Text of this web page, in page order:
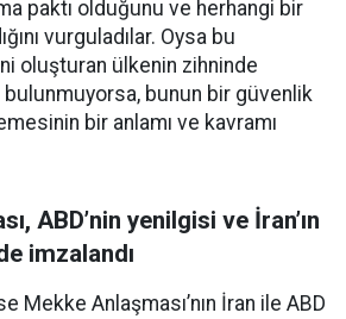
paktı olduğunu ve herhangi bir
vurguladılar. Oysa bu
oluşturan ülkenin zihninde
bulunmuyorsa, bunun bir güvenlik
bir anlamı ve kavramı
ABD’nin yenilgisi ve İran’ın
imzalandı
Mekke Anlaşması’nın İran ile ABD